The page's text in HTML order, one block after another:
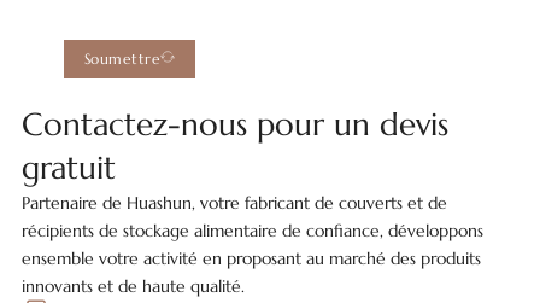
Contactez-nous pour un devis
gratuit
Partenaire de Huashun, votre fabricant de couverts et de
récipients de stockage alimentaire de confiance, développons
ensemble votre activité en proposant au marché des produits
innovants et de haute qualité.
Soumettre